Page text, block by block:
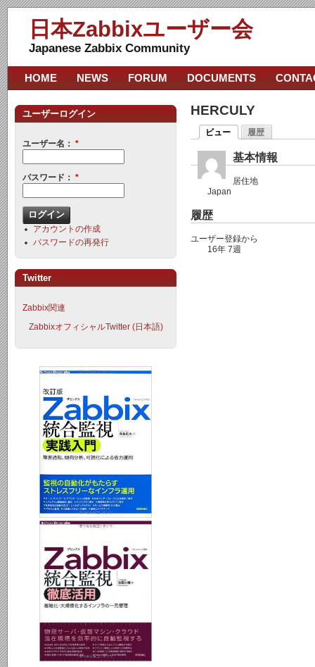
日本Zabbixユーザー会
Japanese Zabbix Community
HERCULY
ビュー 履歴
基本情報
居住地
Japan
履歴
ユーザー登録から
16年 7週
HOME NEWS FORUM DOCUMENTS
ユーザーログイン
ユーザー名： *
パスワード： *
アカウントの作成
パスワードの再発行
Twitter
Zabbix関連
ZabbixオフィシャルTwitter (日本語)